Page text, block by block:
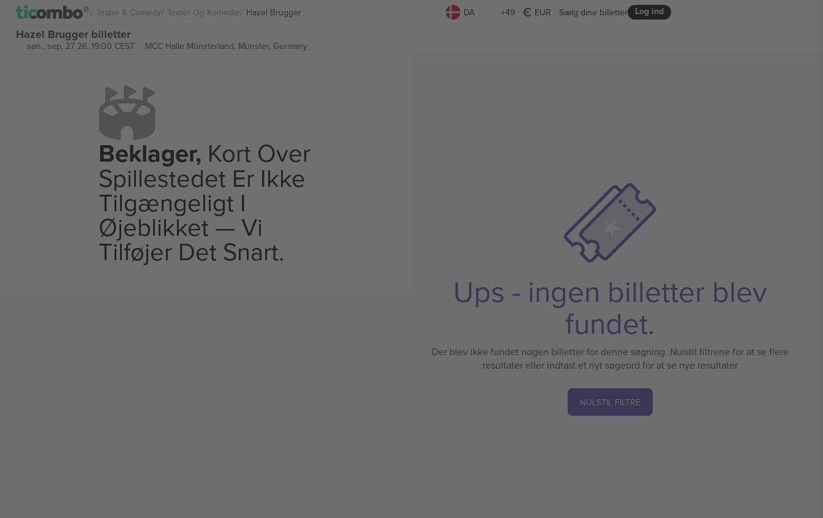
Teater & Comedy Teater Og Komedie Hazel Brugger DA +49 EUR Log ind
Sælg dine billetter
Hazel Brugger billetter
søn., sep. 27 26, 19:00 CEST MCC Halle Münsterland, Münster, Germany
Beklager, Kort Over
Spillestedet Er Ikke
Tilgængeligt I
Øjeblikket — Vi
Tilføjer Det Snart.
Ups - ingen billetter blev
fundet.
Der blev ikke fundet nogen billetter for denne søgning. Nulstil filtrene for at se flere
resultater eller indtast et nyt søgeord for at se nye resultater
NULSTIL FILTRE